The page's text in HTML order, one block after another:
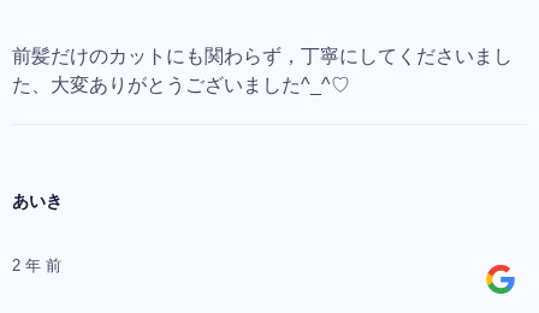
前髪だけのカットにも関わらず，丁寧にしてくださいまし
た、大変ありがとうございました^_^♡
あいき
2 年 前